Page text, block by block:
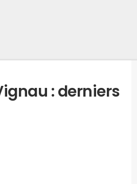
: derniers